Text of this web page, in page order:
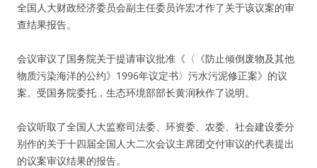
全国人大财政经济委员会副主任委员许宏才作了关于该议案的审
查结果报告。
会议审议了国务院关于提请审议批准《〈《防止倾倒废物及其他
物质污染海洋的公约》1996年议定书〉污水污泥修正案》的议
案。受国务院委托，生态环境部部长黄润秋作了说明。
会议听取了全国人大监察司法委、环资委、农委、社会建设委分
别作的关于十四届全国人大二次会议主席团交付审议的代表提出
的议案审议结果的报告。